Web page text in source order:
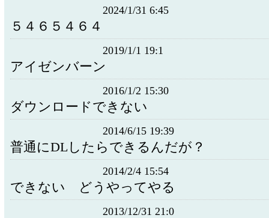
2024/1/31 6:45
５４６５４６４
2019/1/1 19:1
アイゼンバーン
2016/1/2 15:30
ダウンロードできない
2014/6/15 19:39
普通にDLしたらできるんだが？
2014/2/4 15:54
できない どうやってやる
2013/12/31 21:0